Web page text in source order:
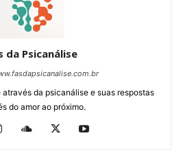
da Psicanálise
da psicanálise e suas respostas
do amor ao próximo.